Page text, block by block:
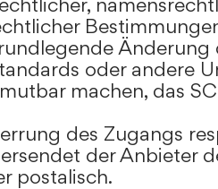
Änderung
oder andere
machen, das
des Zugangs
der Anbieter
postalisch.